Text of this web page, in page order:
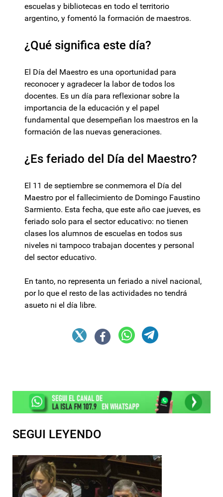
escuelas y bibliotecas en todo el territorio
argentino, y fomentó la formación de maestros.
¿Qué significa este día?
El Día del Maestro es una oportunidad para
reconocer y agradecer la labor de todos los
docentes. Es un día para reflexionar sobre la
importancia de la educación y el papel
fundamental que desempeñan los maestros en la
formación de las nuevas generaciones.
¿Es feriado del Día del Maestro?
El 11 de septiembre se conmemora el Día del
Maestro por el fallecimiento de Domingo Faustino
Sarmiento. Esta fecha, que este año cae jueves, es
feriado solo para el sector educativo: no tienen
clases los alumnos de escuelas en todos sus
niveles ni tampoco trabajan docentes y personal
del sector educativo.
En tanto, no representa un feriado a nivel nacional,
por lo que el resto de las actividades no tendrá
asueto ni el día libre.
SEGUI LEYENDO